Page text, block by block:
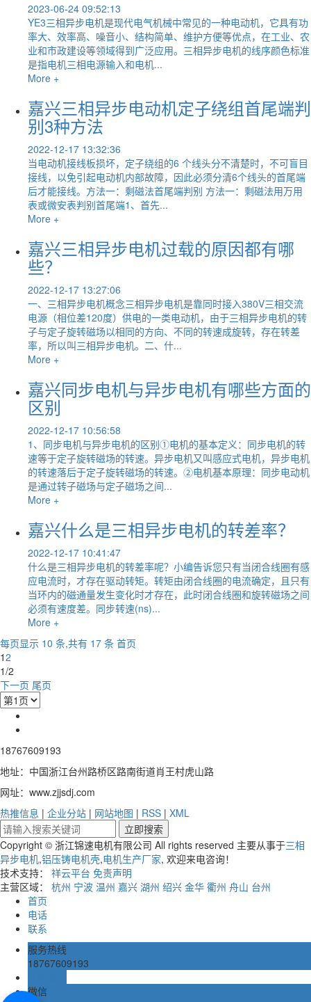
2023-06-24 09:52:13
YE3三相异步电机是现代电气机械中常见的一种电动机，它具有功
率大、效率高、噪音小、结构简单、维护方便等优点，在工业、农
业和市政建设等领域得到广泛应用。三相异步电机的线序颜色标准
是指电机三相电源输入和电机...
More +
嘉兴三相异步电动机定子绕组首尾端判
别3种方法
2022-12-17 13:32:36
当电动机接线板损坏，定子绕组的6 个线头分不清楚时，不可盲目
接线，以免引起电动机内部故障，因此必须分清6个线头的首尾端
后才能接线。方法一：剩磁法首尾端判别 方法一：剩磁法用万用
表或微安表判别首尾端1、首先...
More +
嘉兴三相异步电机过载的原因都有哪
些？
2022-12-17 13:27:06
一、三相异步电机概念三相异步电机是靠同时接入380V三相交流
电源（相位差120度）供电的一类电动机，由于三相异步电机的转
子与定子旋转磁场以相同的方向、不同的转速成旋转，存在转差
率，所以叫三相异步电机。二、什...
More +
嘉兴同步电机与异步电机有哪些方面的
区别
2022-12-17 10:56:58
1、同步电机与异步电机的区别①电机的基本定义：同步电机的转
速等于定子旋转磁场的转速。异步电机又叫感应式电机，异步电机
的转速落后于定子旋转磁场的转速。②电机基本原理：同步电动机
是通过转子磁场与定子磁场之间...
More +
嘉兴什么是三相异步电机的转差率？
2022-12-17 10:41:47
什么是三相异步电机的转差率呢？小编告诉您只有当闭合线圈有感
应电流时，才存在驱动转矩。转矩由闭合线圈的电流确定，且只有
当环内的磁通量发生变化时才存在，此时闭合线圈和旋转磁场之间
必须有速度差。同步转速(ns)...
More +
每页显示 10 条,共有 17 条 首页
12
1/2
下一页 尾页
18767609193
地址：中国浙江台州路桥区路南街道肖王村虎山路
网址：www.zjjsdj.com
热推信息 | 企业分站 | 网站地图 | RSS | XML
Copyright © 浙江锦速电机有限公司 All rights reserved 主要从事于三相
异步电机,铝压铸电机壳,电机生产厂家, 欢迎来电咨询！
技术支持： 祥云平台 免责声明
主营区域： 杭州 宁波 温州 嘉兴 湖州 绍兴 金华 衢州 舟山 台州
首页
电话
联系
服务热线
18767609193
微信